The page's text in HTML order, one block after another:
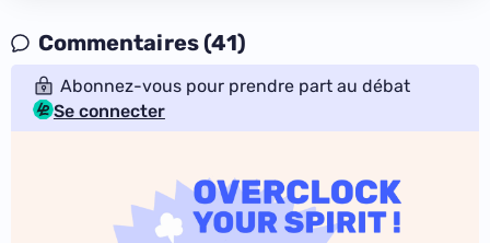
Commentaires (41)
Abonnez-vous pour prendre part au débat
Se connecter